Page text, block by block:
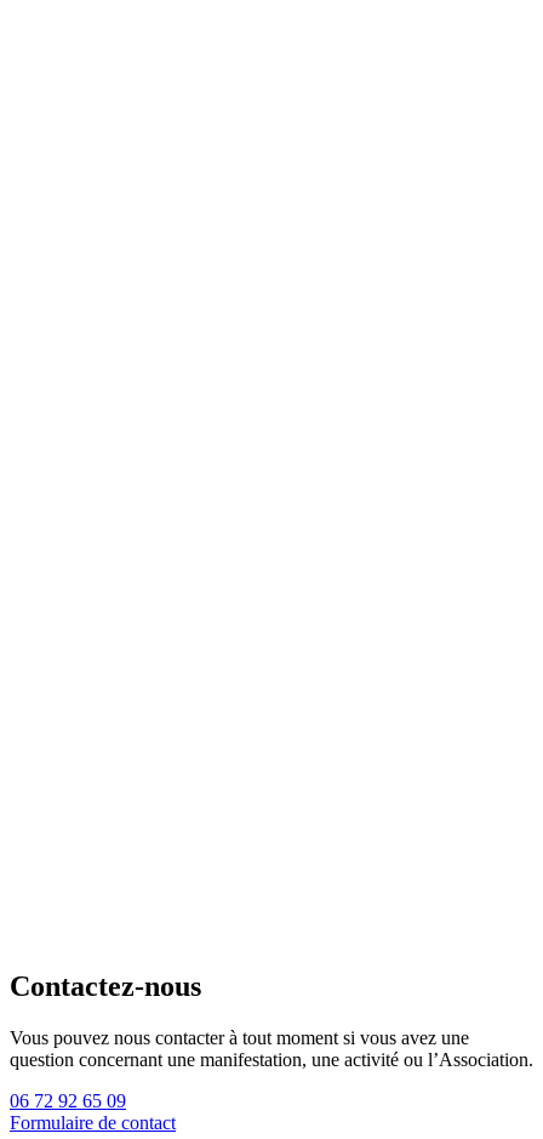
Contactez-nous
Vous pouvez nous contacter à tout moment si vous avez une
question concernant une manifestation, une activité ou l’Association.
06 72 92 65 09
Formulaire de contact